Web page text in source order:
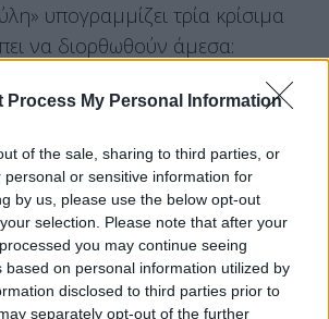
Process My Personal Information
of the sale, sharing to third parties, or
personal or sensitive information for
by us, please use the below opt-out
selection. Please note that after your
you may continue seeing
based on personal information utilized by
disclosed to third parties prior to
separately opt-out of the further
υπογραμμίζει τρία κρίσιμα
να διορθωθούν άμεσα:
Το ΦΕΚ προτείνει τη
διεθνώς αναγνωρισμένη μέθοδο
την ανίχνευση του HRD. Η
κοινότητα προτείνει την
NGS (Next Generation
, η οποία είναι η μόνη που
αξιόπιστα αποτελέσματα